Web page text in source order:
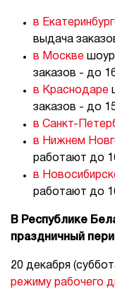
в
выдача
в Москве
заказов - до
в Краснодаре
заказов - до
в Санкт-
в Нижнем
работают до
в
работают до
В Республике
праздничный
20 декабря
режиму рабочего